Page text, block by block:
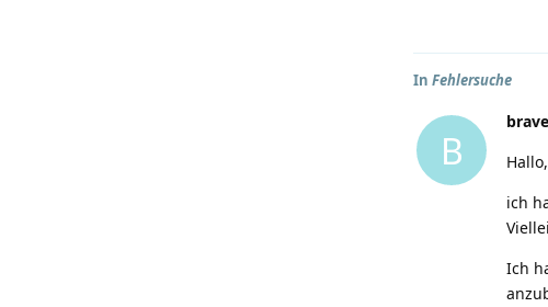
In Fehlersuche
B
Hallo,
ich
Ich